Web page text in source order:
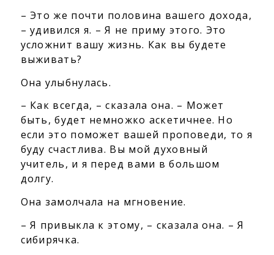
– Это же почти половина вашего дохода,
– удивился я. – Я не приму этого. Это
усложнит вашу жизнь. Как вы будете
выживать?
Она улыбнулась.
– Как всегда, – сказала она. – Может
быть, будет немножко аскетичнее. Но
если это поможет вашей проповеди, то я
буду счастлива. Вы мой духовный
учитель, и я перед вами в большом
долгу.
Она замолчала на мгновение.
– Я привыкла к этому, – сказала она. – Я
сибирячка.